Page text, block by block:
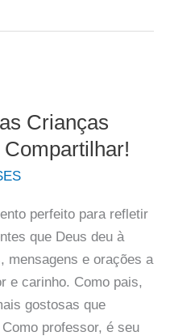
Crianças
perfeito para refletir
que Deus deu à
mensagens e orações a
e carinho. Como pais,
gostosas que
professor, é seu